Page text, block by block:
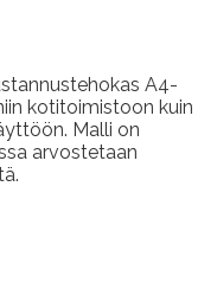
A4-
kotitoimistoon kuin
Malli on
arvostetaan